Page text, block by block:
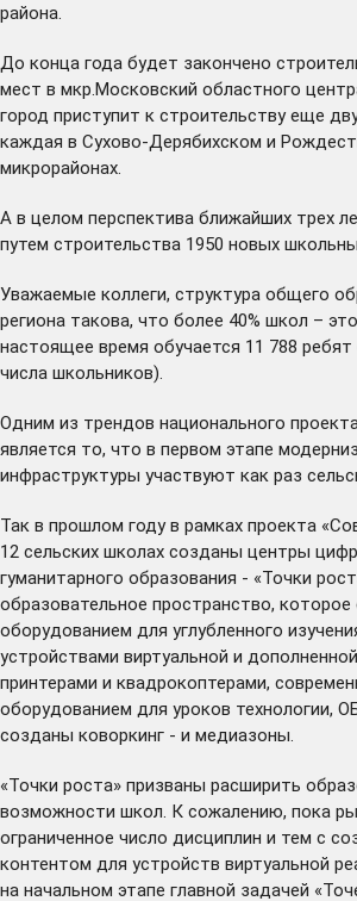
района.
До конца года будет закончено
мест в мкр.Московский областного
город приступит к строительству еще
каждая в Сухово-Дерябихском и
микрорайонах.
А в целом перспектива ближайших трех
путем строительства 1950 новых
Уважаемые коллеги, структура общего
региона такова, что более 40% школ –
настоящее время обучается 11 788
числа школьников).
Одним из трендов национального
является то, что в первом этапе
инфраструктуры участвуют как раз
Так в прошлом году в рамках проекта
12 сельских школах созданы центры
гуманитарного образования - «Точки
образовательное пространство,
оборудованием для углубленного
устройствами виртуальной и
принтерами и квадрокоптерами,
оборудованием для уроков технологии,
созданы коворкинг - и медиазоны.
«Точки роста» призваны расширить
возможности школ. К сожалению, пока
ограниченное число дисциплин и тем с
контентом для устройств виртуальной
на начальном этапе главной задачей